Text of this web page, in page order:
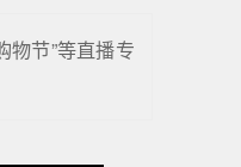
物节”等直播专